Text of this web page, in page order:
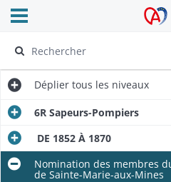
Archives
Ouvrir le menu déroulant
Déplier tous les niveaux
6R Sapeurs-Pompiers
DE 1852 À 1870
Nomination des membres
de Sainte-Marie-aux-Mines